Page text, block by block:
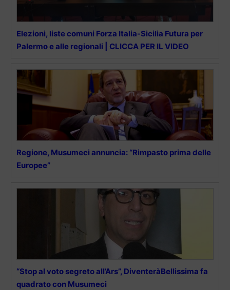
Elezioni, liste comuni Forza Italia-Sicilia Futura per
Palermo e alle regionali | CLICCA PER IL VIDEO
Regione, Musumeci annuncia: “Rimpasto prima delle
Europee”
“Stop al voto segreto all’Ars”, DiventeràBellissima fa
quadrato con Musumeci